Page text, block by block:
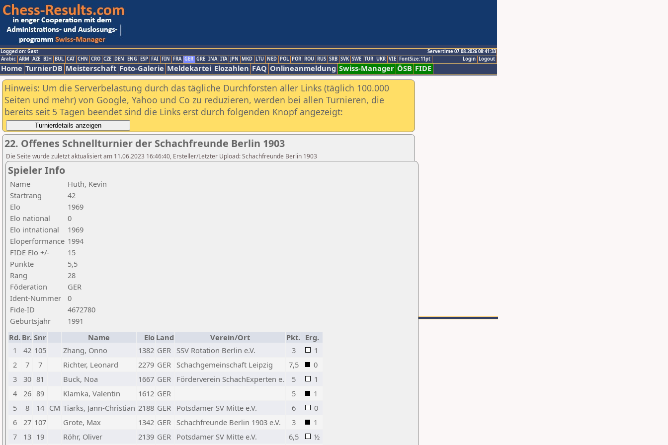
Logged on: Gast
Servertime 07.08.2026 08:41:33
Logout
Login
Arabic ARM AZE BIH BUL CAT CHN CRO CZE DEN ENG ESP FAI FIN FRA GER GRE INA ITA JPN MKD LTU NED POL POR ROU RUS SRB SVK SWE TUR UKR VIE FontSize:11pt
Home TurnierDB Meisterschaft Foto-Galerie Meldekartei Elozahlen FAQ Onlineanmeldung Swiss-Manager ÖSB FIDE
Hinweis: Um die Serverbelastung durch das tägliche Durchforsten aller Links (täglich 100.000
Seiten und mehr) von Google, Yahoo und Co zu reduzieren, werden bei allen Turnieren, die
bereits seit 5 Tagen beendet sind die Links erst durch folgenden Knopf angezeigt:
22. Offenes Schnellturnier der Schachfreunde Berlin 1903
Die Seite wurde zuletzt aktualisiert am 11.06.2023 16:46:40, Ersteller/Letzter Upload: Schachfreunde Berlin 1903
Spieler Info
Name
Huth, Kevin
Startrang
42
Elo
1969
Elo national
0
Elo intnational
1969
Eloperformance 1994
FIDE Elo +/-
15
Punkte
5,5
Rang
28
Föderation
GER
Ident-Nummer
0
Fide-ID
4672780
Geburtsjahr
1991
Rd. Br. Snr Name Elo Land Verein/Ort Pkt. Erg.
1
42 105 Zhang, Onno 1382 GER SSV Rotation Berlin e.V. 3
1
2
7 7 Richter, Leonard 2279 GER Schachgemeinschaft Leipzig 7,5
0
3
30 81 Buck, Noa 1667 GER Förderverein SchachExperten e. 5
1
4
26 89 Klamka, Valentin 1612 GER 5
1
5
8 14 CM Tiarks, Jann-Christian 2188 GER Potsdamer SV Mitte e.V. 6
0
6
27 107 Grote, Max 1342 GER Schachfreunde Berlin 1903 e.V. 3
1
7
13 19 Röhr, Oliver 2139 GER Potsdamer SV Mitte e.V. 6,5 ½